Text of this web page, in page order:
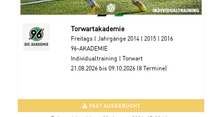
Torwartakademie
Freitags | Jahrgänge 2014 | 2015 | 2016
96-AKADEMIE
Individualtraining | Torwart
21.08.2026 bis 09.10.2026 (8 Termine)
FAST AUSGEBUCHT